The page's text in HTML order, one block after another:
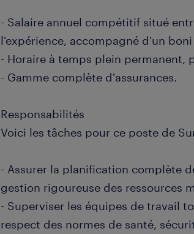
- Salaire annuel compétitif situé
l'expérience, accompagné d'un boni
- Horaire à temps plein permanent,
- Gamme complète d'assurances.
Responsabilités
Voici les tâches pour ce poste de
- Assurer la planification complète
gestion rigoureuse des ressources
- Superviser les équipes de travail
respect des normes de santé,